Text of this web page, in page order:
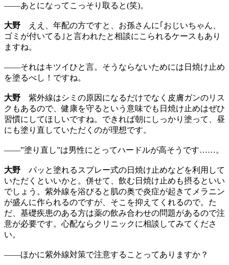
——あとになってこっそり取ると(笑)。
大野 ええ、年配の方ですと、お孫さんに｢おじいちゃん、
ゴミが付いてる｣と言われたと相談にこられるケースもあり
ますね。
——それはキツイひと言。そうならないためには日焼け止め
を塗るべし！ですね。
大野 紫外線はシミの原因になるだけでなく皮膚ガンのリス
クもあるので、健康を守るという意味でも日焼け止めはぜひ
習慣にしてほしいですね。できれば朝にしっかり塗って、昼
にも塗り直していただくのが理想です。
——‟塗り直し”は男性にとってハードルが高そうです……。
大野 パッと塗れるスプレー式の日焼け止めなどを利用して
いただくといいかと。併せて、飲む日焼け止めも摂るといい
でしょう。紫外線を浴びると肌の奥で炎症が起きてメラニン
が盛んに作られるのですが、そこを抑えてくれるので。た
だ、基礎疾患のある方は薬の飲み合わせの問題があるので注
意が必要です。心配ならクリニックに相談してみてくださ
い。
——ほかに紫外線対策で注意することってありますか？